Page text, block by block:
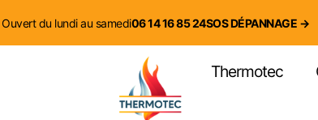
principal
Ouvert du lundi au samedi06 14 16 85 24SOS DÉPANNAGE →
Thermotec